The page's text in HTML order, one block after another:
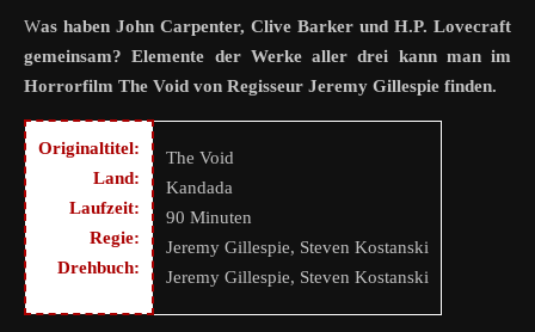
Was haben John Carpenter, Clive Barker und H.P. Lovecraft
gemeinsam? Elemente der Werke aller drei kann man im
Horrorfilm The Void von Regisseur Jeremy Gillespie finden.
Originaltitel:
Land:
Laufzeit:
Regie:
Drehbuch:
The Void
Kandada
90 Minuten
Jeremy Gillespie, Steven Kostanski
Jeremy Gillespie, Steven Kostanski